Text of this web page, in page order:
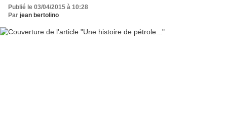
Publié le 03/04/2015 à 10:28
Par jean bertolino